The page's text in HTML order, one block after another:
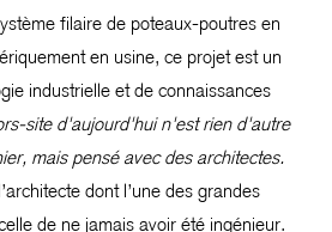
filaire de poteaux-poutres en
en usine, ce projet est un
industrielle et de connaissances
site d'aujourd'hui n'est rien d'autre
mais pensé avec des architectes.
dont l’une des grandes
de ne jamais avoir été ingénieur.